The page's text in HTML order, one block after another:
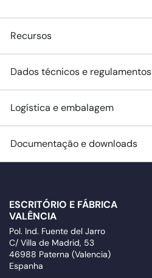
Recursos
Dados técnicos e regulamentos
Logística e embalagem
Documentação e downloads
ESCRITÓRIO E FÁBRICA
VALÊNCIA
Pol. Ind. Fuente del Jarro
C/ Villa de Madrid, 53
46988 Paterna (Valencia)
Espanha